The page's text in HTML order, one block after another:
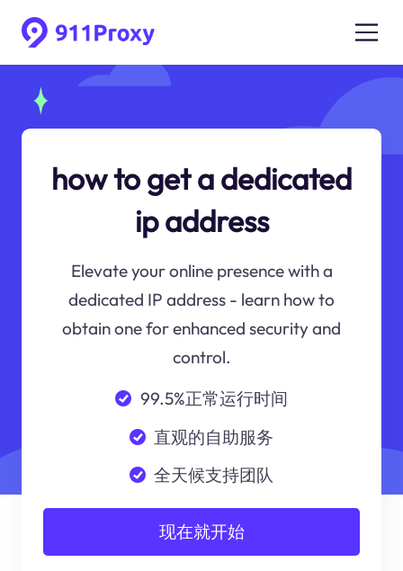
how to get a dedicated
ip address
Elevate your online presence with a
dedicated IP address - learn how to
obtain one for enhanced security and
control.
99.5%正常运行时间
直观的自助服务
全天候支持团队
现在就开始